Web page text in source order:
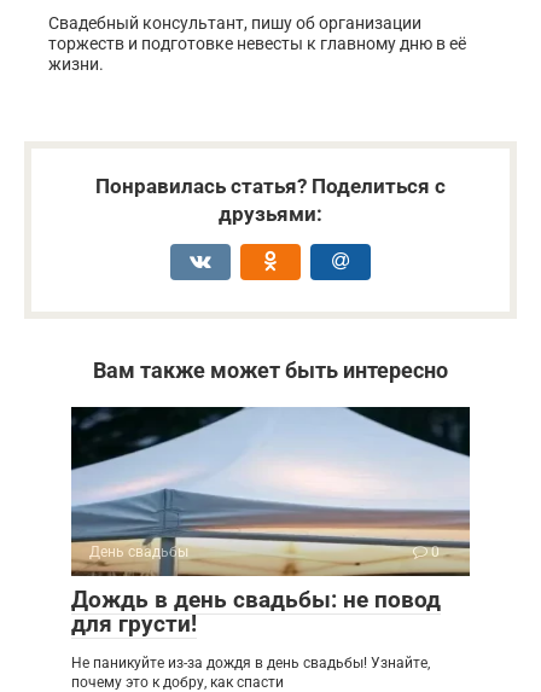
Свадебный консультант, пишу об организации
торжеств и подготовке невесты к главному дню в её
жизни.
Понравилась статья? Поделиться с
друзьями:
Вам также может быть интересно
День свадьбы 0
Дождь в день свадьбы: не повод
для грусти!
Не паникуйте из-за дождя в день свадьбы! Узнайте,
почему это к добру, как спасти